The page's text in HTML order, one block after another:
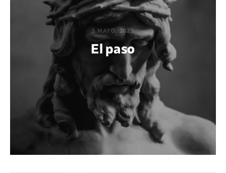
5 MAYO, 2023
El paso
POR DIEGO QUIJANO